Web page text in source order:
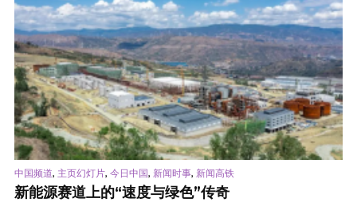
中国频道, 主页幻灯片, 今日中国, 新闻时事, 新闻高铁
新能源赛道上的“速度与绿色”传奇